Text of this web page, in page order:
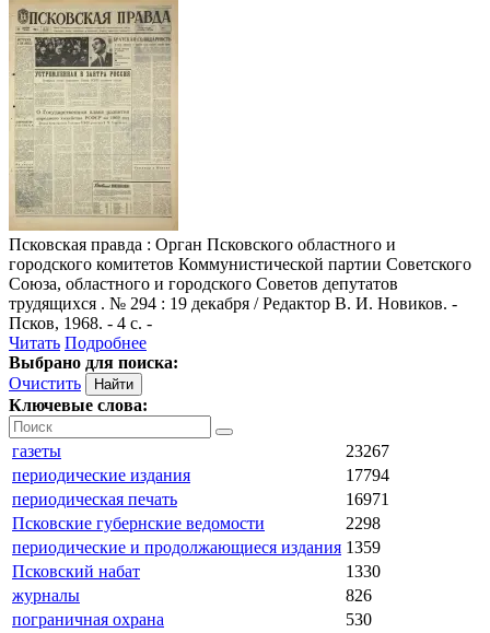
Псковская правда : Орган Псковского областного и
городского комитетов Коммунистической партии Советского
Союза, областного и городского Советов депутатов
трудящихся . № 294 : 19 декабря / Редактор В. И. Новиков. -
Псков, 1968. - 4 с. -
Читать Подробнее
Выбрано для поиска:
Очистить
Ключевые слова:
газеты
23267
периодические издания
17794
периодическая печать
16971
Псковские губернские ведомости
2298
периодические и продолжающиеся издания 1359
Псковский набат
1330
журналы
826
пограничная охрана
530